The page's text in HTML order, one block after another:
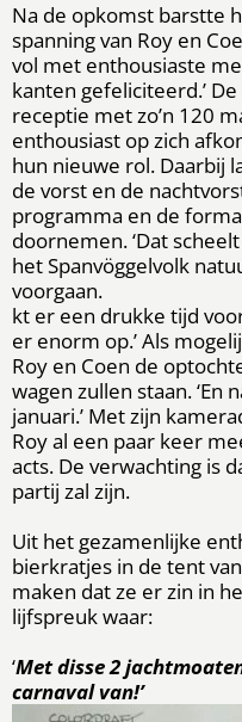
Na de opkomst barstte
spanning van Roy en
vol met enthousiaste
kanten gefeliciteerd.’
receptie met zo’n 120
enthousiast op zich
hun nieuwe rol. Daarbij
de vorst en de
programma en de
doornemen. ‘Dat
het Spanvöggelvolk
voorgaan.
kt er een drukke tijd
er enorm op.’ Als
Roy en Coen de
wagen zullen staan. ‘En
januari.’ Met zijn
Roy al een paar keer
acts. De verwachting is
partij zal zijn.
Uit het gezamenlijke
bierkratjes in de tent
maken dat ze er zin in
lijfspreuk waar:
‘Met disse 2
carnaval van!’